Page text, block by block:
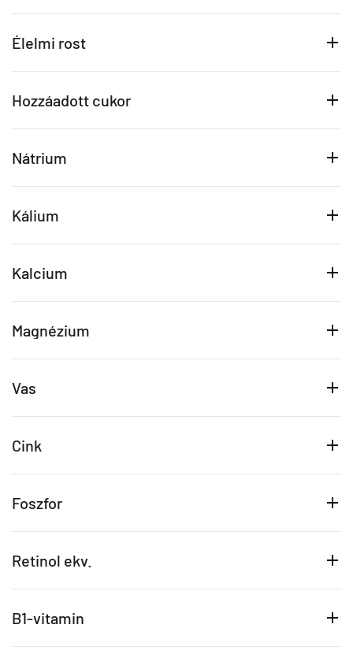
Élelmi rost
Hozzáadott cukor
Nátrium
Kálium
Kalcium
Magnézium
Vas
Cink
Foszfor
Retinol ekv.
B1-vitamin